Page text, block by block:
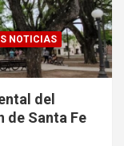
NOTICIAS
del
de Santa Fe